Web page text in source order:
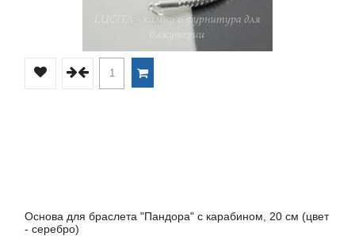
Основа для браслета "Пандора" с карабином, 20 см (цвет
- серебро)